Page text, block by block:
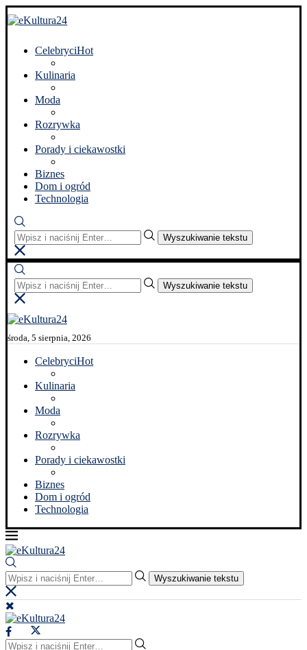
CelebryciHot
Kulinaria
Moda
Rozrywka
Porady i ciekawostki
Biznes
Dom i ogród
Technologia
Wyszukiwanie tekstu
Wyszukiwanie tekstu
środa, 5 sierpnia, 2026
CelebryciHot
Kulinaria
Moda
Rozrywka
Porady i ciekawostki
Biznes
Dom i ogród
Technologia
Wyszukiwanie tekstu